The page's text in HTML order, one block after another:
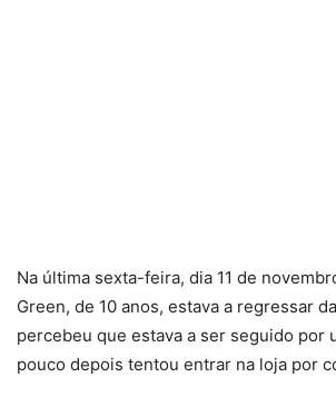
Na última sexta-feira, dia 11 de
Green, de 10 anos, estava a regressar
percebeu que estava a ser seguido por
pouco depois tentou entrar na loja por